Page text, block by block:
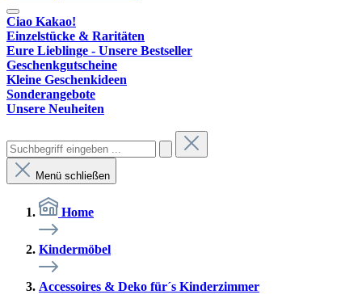
Ciao Kakao!
Einzelstücke & Raritäten
Eure Lieblinge - Unsere Bestseller
Geschenkgutscheine
Kleine Geschenkideen
Sonderangebote
Unsere Neuheiten
Menü schließen
Home
Kindermöbel
Accessoires & Deko für´s Kinderzimmer